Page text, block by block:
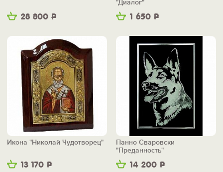
28 800 Р 1 650 Р
"Диалог"
13 170 Р
Икона "Николай Чудотворец"
14 200 Р
Панно Сваровски
"Преданность"